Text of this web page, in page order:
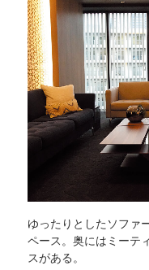
ゆったりとしたソファ
ペース。奥にはミーテ
スがある。